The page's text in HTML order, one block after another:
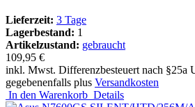
Lieferzeit: 3 Tage
Lagerbestand: 1
Artikelzustand: gebraucht
109,95 €
inkl. Mwst. Differenzbesteuert nach §25a
gegebenenfalls plus Versandkosten
In den Warenkorb Details